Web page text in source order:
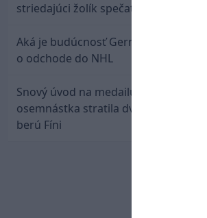
striedajúci žolík spečatil postup Stoke
Aká je budúcnosť Gernáta a Pánika?
o odchode do NHL
Snový úvod na medailu nestačil:
osemnástka stratila dvojgólový
berú Fíni